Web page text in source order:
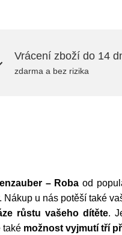
Vrácení zboží do 14
zdarma a bez rizika
– Roba od
u nás potěší také
růstu vašeho dítěte.
také možnost vyjmutí tří